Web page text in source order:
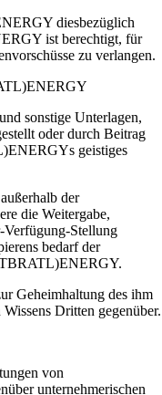
diesbezüglich
ist berechtigt, für
zu verlangen.
sonstige Unterlagen,
oder durch Beitrag
geistiges
der
die Weitergabe,
Stellung
bedarf der
Geheimhaltung des ihm
Dritten gegenüber.
von
unternehmerischen